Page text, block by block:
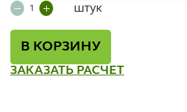
штук
В КОРЗИНУ
ЗАКАЗАТЬ РАСЧЕТ